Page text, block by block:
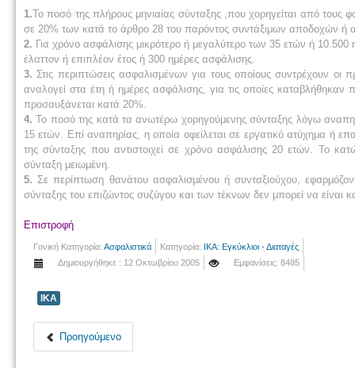
1.Το ποσό της πλήρους μηνιαίας σύνταξης ,που χορηγείται από τους
σε 20% των κατά το άρθρο 28 του παρόντος συντάξιμων αποδοχών ή
2. Για χρόνο ασφάλισης μικρότερο ή μεγαλύτερο των 35 ετών ή
έλαττον ή επιπλέον έτος ή 300 ημέρες ασφάλισης.
3. Στις περιπτώσεις ασφαλισμένων για τους οποίους συντρέχουν
αναλογεί στα έτη ή ημέρες ασφάλισης, για τις οποίες
προσαυξάνεται κατά 20%.
4. Το ποσό της κατά τα ανωτέρω χορηγούμενης σύνταξης λόγω
15 ετών. Επί αναπηρίας, η οποία οφείλεται σε εργατικό ατύχημα ή
της σύνταξης που αντιστοιχεί σε χρόνο ασφάλισης 20 ετών. Το
σύνταξη μειωμένη.
5. Σε περίπτωση θανάτου ασφαλισμένου ή συνταξιούχου,
σύνταξης του επιζώντος συζύγου και των τέκνων δεν μπορεί να
Επιστροφή
Γονική Κατηγορία: Ασφαλιστικά Κατηγορία: ΙΚΑ: Εγκύκλιοι - Διαταγές
Δημιουργήθηκε : 12 Οκτωβρίου 2005
Εμφανίσεις: 8485
ΙΚΑ
Προηγούμενο